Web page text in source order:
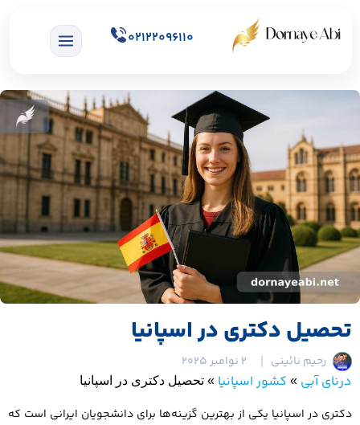
02122096110
تحصیل دکتری در اسپانیا
رحیم نائینی 2 نوامبر 2025
درنای آبی » کشور اسپانیا » تحصیل دکتری در اسپانیا
دکتری در اسپانیا یکی از بهترین گزینه‌ها برای دانشجویان ایرانی است که